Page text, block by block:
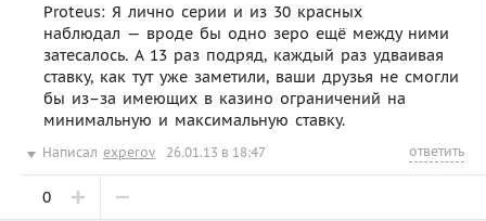
Proteus: Я лично серии и из 30 красных
наблюдал — вроде бы одно зеро ещё между ними
затесалось. А 13 раз подряд, каждый раз удваивая
ставку, как тут уже заметили, ваши друзья не смогли
бы из–за имеющих в казино ограничений на
минимальную и максимальную ставку.
Написал experov 26.01.13 в 18:47 ответить
0